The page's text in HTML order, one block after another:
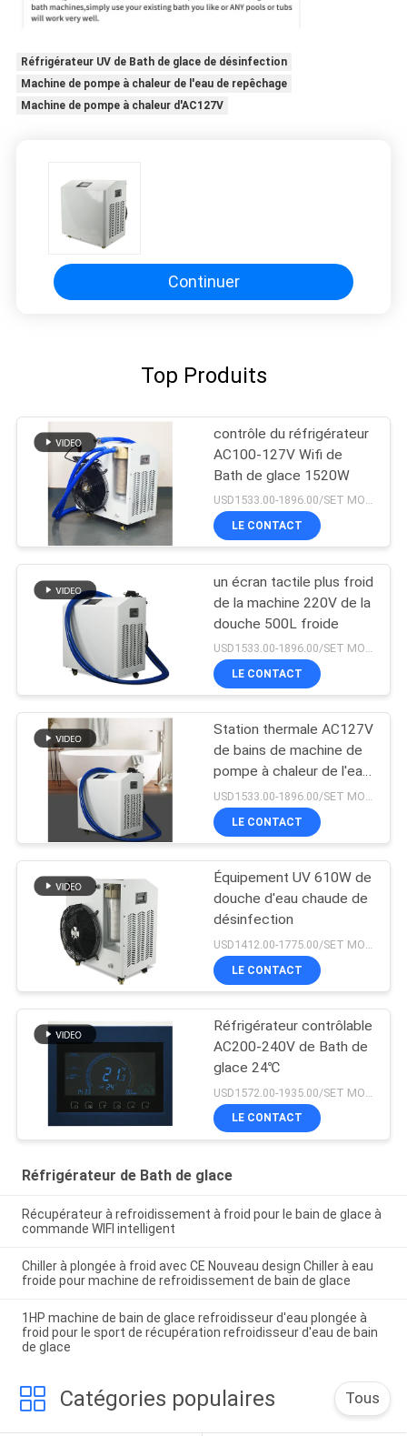
Réfrigérateur UV de Bath de glace de désinfection
Machine de pompe à chaleur de l'eau de repêchage
Machine de pompe à chaleur d'AC127V
Continuer
Top Produits
contrôle du réfrigérateur
AC100-127V Wifi de
Bath de glace 1520W
USD1533.00-1896.00/SET MOQ:1set
LE CONTACT
un écran tactile plus froid
de la machine 220V de la
douche 500L froide
USD1533.00-1896.00/SET MOQ:1SET
LE CONTACT
Station thermale AC127V
de bains de machine de
pompe à chaleur de l'eau
de repêchage de sport
LE CONTACT
Équipement UV 610W de
douche d'eau chaude de
désinfection
LE CONTACT
Réfrigérateur contrôlable
AC200-240V de Bath de
glace 24℃
LE CONTACT
Réfrigérateur de Bath de glace
Récupérateur à refroidissement à froid pour le bain de glace à
commande WIFI intelligent
Chiller à plongée à froid avec CE Nouveau design Chiller à eau
froide pour machine de refroidissement de bain de glace
1HP machine de bain de glace refroidisseur d'eau plongée à
froid pour le sport de récupération refroidisseur d'eau de bain
de glace
Catégories populaires Tous